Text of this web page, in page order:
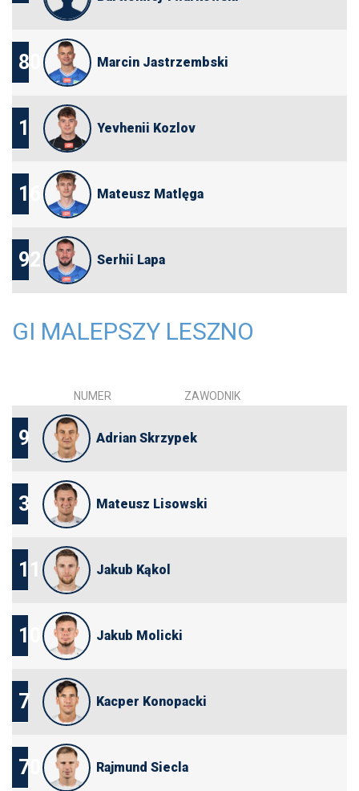
80 Marcin Jastrzembski
1 Yevhenii Kozlov
16 Mateusz Matlęga
92 Serhii Lapa
GI MALEPSZY LESZNO
NUMER ZAWODNIK
9 Adrian Skrzypek
3 Mateusz Lisowski
11 Jakub Kąkol
10 Jakub Molicki
7 Kacper Konopacki
70 Rajmund Siecla